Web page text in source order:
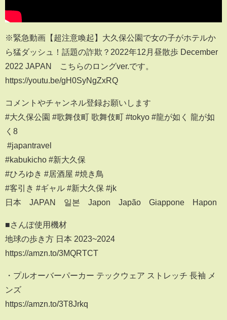
※緊急動画【超注意喚起】大久保公園で女の子がホテルか
ら猛ダッシュ！話題の詐欺？2022年12月昼散歩 December
2022 JAPAN こちらのロングver.です。
https://youtu.be/gH0SyNgZxRQ
コメントやチャンネル登録お願いします
#大久保公園 #歌舞伎町 歌舞伎町 #tokyo #龍が如く 龍が如
く8
​ #japantravel ​ ​
#kabukicho #新大久保
#ひろゆき #居酒屋 #焼き鳥
#客引き #ギャル #新大久保 #jk
日本 JAPAN 일본 Japon Japão Giappone Hapon
■さんぽ使用機材
地球の歩き方 日本 2023~2024
https://amzn.to/3MQRTCT
・プルオーバーパーカー テックウェア ストレッチ 長袖 メ
ンズ
https://amzn.to/3T8Jrkq